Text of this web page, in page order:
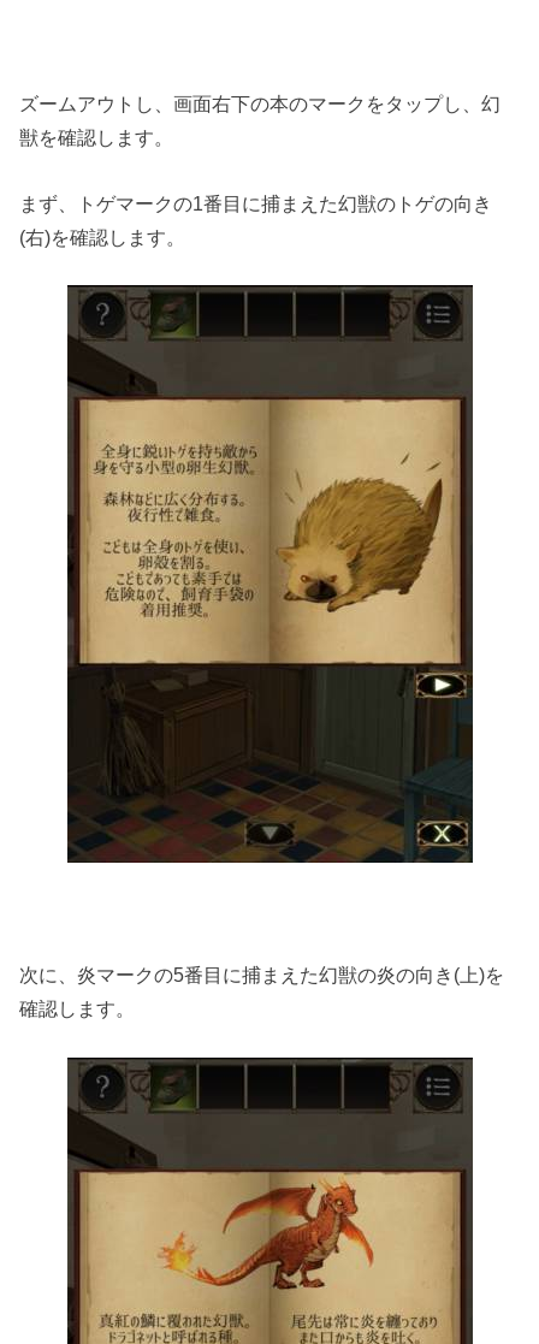
ズームアウトし、画面右下の本のマークをタップし、幻
獣を確認します。
まず、トゲマークの1番目に捕まえた幻獣のトゲの向き
(右)を確認します。
次に、炎マークの5番目に捕まえた幻獣の炎の向き(上)を
確認します。